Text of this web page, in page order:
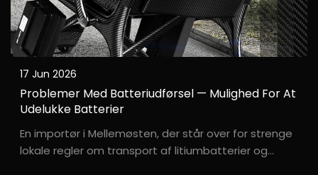
17 Jun 2026
Problemer Med Batteriudførsel — Mulighed For At
Udelukke Batterier
En importør i Mellemøsten, der står over for strenge
lokale regler om transport af litiumbatterier og